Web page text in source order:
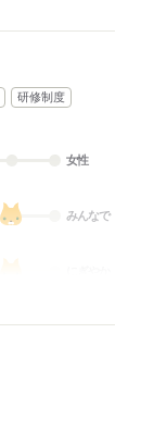
研修制度
女性
みんなで